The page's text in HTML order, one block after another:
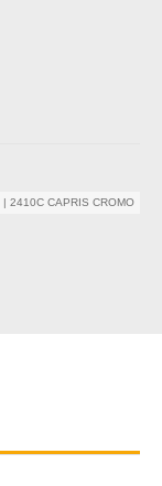
| 2410C CAPRIS CROMO